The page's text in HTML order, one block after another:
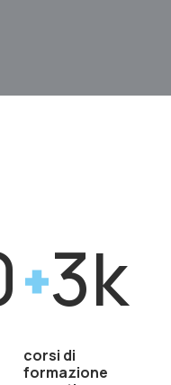
3k
corsi di
formazione